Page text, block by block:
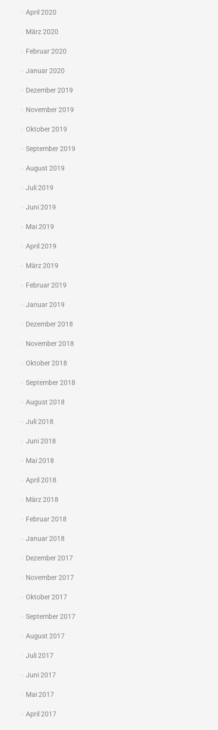
April 2020
März 2020
Februar 2020
Januar 2020
Dezember 2019
November 2019
Oktober 2019
September 2019
August 2019
Juli 2019
Juni 2019
Mai 2019
April 2019
März 2019
Februar 2019
Januar 2019
Dezember 2018
November 2018
Oktober 2018
September 2018
August 2018
Juli 2018
Juni 2018
Mai 2018
April 2018
März 2018
Februar 2018
Januar 2018
Dezember 2017
November 2017
Oktober 2017
September 2017
August 2017
Juli 2017
Juni 2017
Mai 2017
April 2017